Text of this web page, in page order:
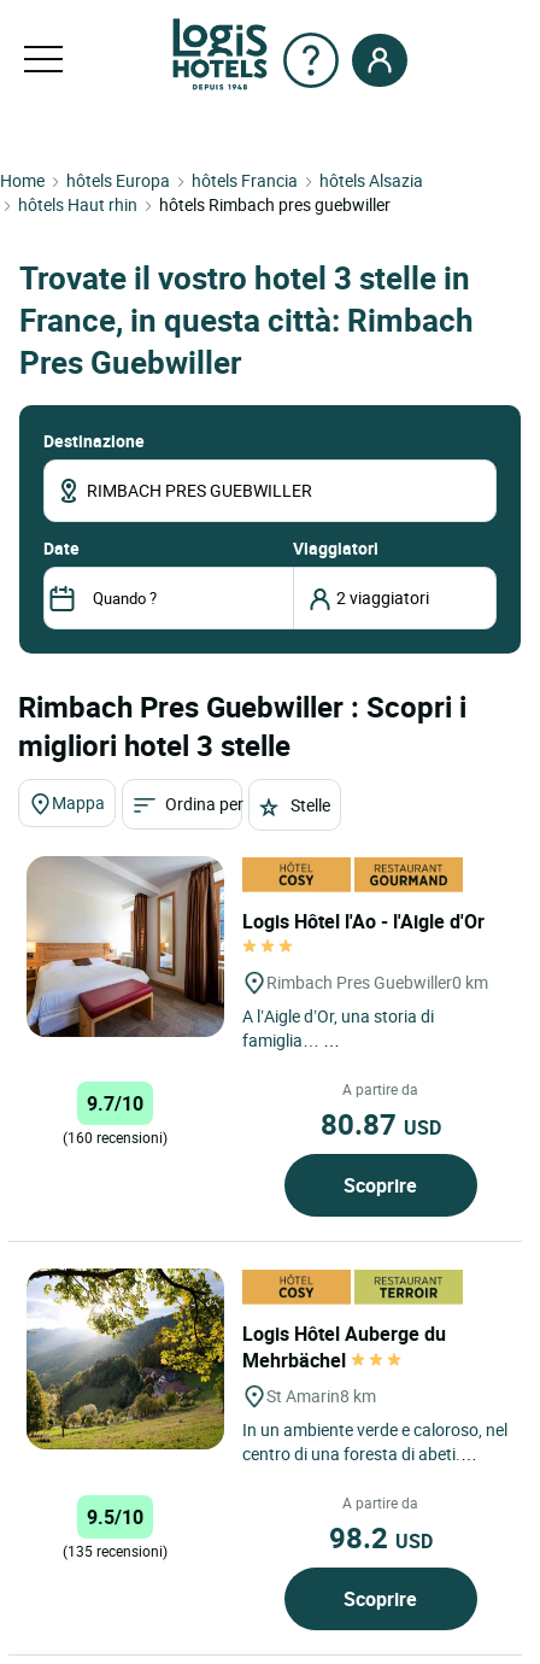
Home hôtels Europa hôtels Francia
hôtels Alsazia
hôtels Haut rhin
hôtels Rimbach pres guebwiller
Trovate il vostro hotel 3 stelle in
France, in questa città: Rimbach
Pres Guebwiller
Destinazione
date Viaggiatori
Rimbach Pres Guebwiller : Scopri i
migliori hotel 3 stelle
Mappa Ordina per Stelle
Logis Hôtel l'Ao - l'Aigle d'Or
Rimbach Pres Guebwiller0 km
A l’Aigle d’Or, una storia di
famiglia…
Idealmente situato tra Colmar e
Mulhouse, scopri Rimbach-près-
9.7/10
(160 recensioni)
A partire da
80.87 USD
Scoprire
Logis Hôtel Auberge du
Mehrbächel
St Amarin8 km
In un ambiente verde e caloroso, nel
centro di una foresta di abeti.
offriranno calma...
9.5/10
(135 recensioni)
A partire da
98.2 USD
Scoprire